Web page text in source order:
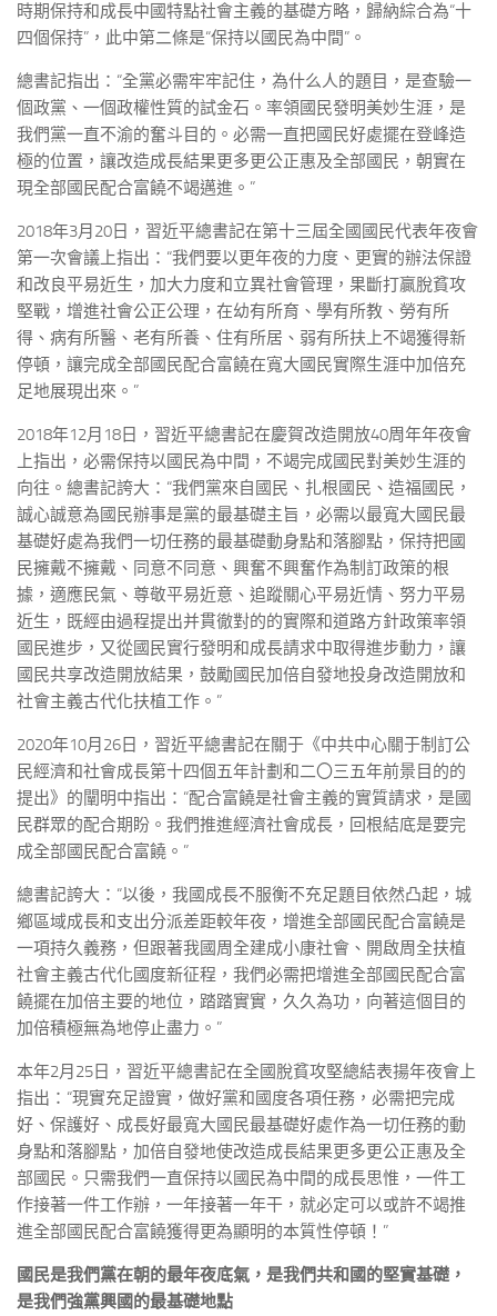
時期保持和成長中國特點社會主義的基礎方略，歸納綜合為“十
四個保持”，此中第二條是“保持以國民為中間”。
總書記指出：“全黨必需牢牢記住，為什么人的題目，是查驗一
個政黨、一個政權性質的試金石。率領國民發明美妙生涯，是
我們黨一直不渝的奮斗目的。必需一直把國民好處擺在登峰造
極的位置，讓改造成長結果更多更公正惠及全部國民，朝實在
現全部國民配合富饒不竭邁進。”
2018年3月20日，習近平總書記在第十三屆全國國民代表年夜會
第一次會議上指出：“我們要以更年夜的力度、更實的辦法保證
和改良平易近生，加大力度和立異社會管理，果斷打贏脫貧攻
堅戰，增進社會公正公理，在幼有所育、學有所教、勞有所
得、病有所醫、老有所養、住有所居、弱有所扶上不竭獲得新
停頓，讓完成全部國民配合富饒在寬大國民實際生涯中加倍充
足地展現出來。”
2018年12月18日，習近平總書記在慶賀改造開放40周年年夜會
上指出，必需保持以國民為中間，不竭完成國民對美妙生涯的
向往。總書記誇大：“我們黨來自國民、扎根國民、造福國民，
誠心誠意為國民辦事是黨的最基礎主旨，必需以最寬大國民最
基礎好處為我們一切任務的最基礎動身點和落腳點，保持把國
民擁戴不擁戴、同意不同意、興奮不興奮作為制訂政策的根
據，適應民氣、尊敬平易近意、追蹤關心平易近情、努力平易
近生，既經由過程提出并貫徹對的的實際和道路方針政策率領
國民進步，又從國民實行發明和成長請求中取得進步動力，讓
國民共享改造開放結果，鼓勵國民加倍自發地投身改造開放和
社會主義古代化扶植工作。”
2020年10月26日，習近平總書記在關于《中共中心關于制訂公
民經濟和社會成長第十四個五年計劃和二〇三五年前景目的的
提出》的闡明中指出：“配合富饒是社會主義的實質請求，是國
民群眾的配合期盼。我們推進經濟社會成長，回根結底是要完
成全部國民配合富饒。”
總書記誇大：“以後，我國成長不服衡不充足題目依然凸起，城
鄉區域成長和支出分派差距較年夜，增進全部國民配合富饒是
一項持久義務，但跟著我國周全建成小康社會、開啟周全扶植
社會主義古代化國度新征程，我們必需把增進全部國民配合富
饒擺在加倍主要的地位，踏踏實實，久久為功，向著這個目的
加倍積極無為地停止盡力。”
本年2月25日，習近平總書記在全國脫貧攻堅總結表揚年夜會上
指出：“現實充足證實，做好黨和國度各項任務，必需把完成
好、保護好、成長好最寬大國民最基礎好處作為一切任務的動
身點和落腳點，加倍自發地使改造成長結果更多更公正惠及全
部國民。只需我們一直保持以國民為中間的成長思惟，一件工
作接著一件工作辦，一年接著一年干，就必定可以或許不竭推
進全部國民配合富饒獲得更為顯明的本質性停頓！”
國民是我們黨在朝的最年夜底氣，是我們共和國的堅實基礎，
是我們強黨興國的最基礎地點